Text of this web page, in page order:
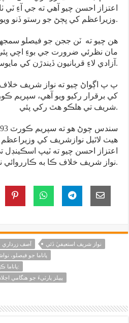
اعتزاز احسن چيو آهي ته جي آءِ
وزيراعظم کي ڀڄڻ جو رستو ڏنو ويو آهي.
هن چيو ته ٽن ججن جو فيصلو
مان نظرئي ضرورت جي بوءِ اچي
آزادي لاءِ قربانيون ڏيندڙن کي مايوسي ٿي آهي.
پ پ اڳواڻ چيو ته نواز شريف
شريف تي هلڪو هٿ رکي پئي.
هيٺ لاٿيل نوازشريف کي
اعتزاز احسن چيو ته ٽيپ اسڪينڊل
نواز شريف خلاف ڪا به ڪارروائي نه ڪئي وئي.
آصف زرداري
نواز شريف استعيفيٰ ڏئي
پاناما جو فيصلو،
پاناما ڪيس:
پيپلز پارٽيءَ جو هنگامي